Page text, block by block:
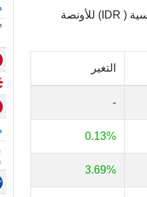
يعرض الجدول التالي تغييرات أسعار الذهب في أندونيسيا في السنه الاخيره بالروبية الاندونيسية ( IDR) للأونصة
التغير
-
0.13%
3.69%